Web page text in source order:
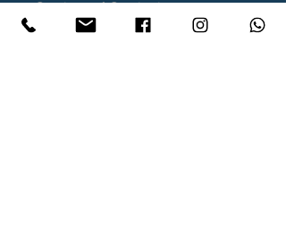
Stagione: 4 Stagioni
Aderenza sul bagnato: B